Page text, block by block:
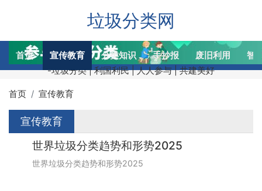
垃圾分类网
-垃圾分类 | 利国利民 | 人人参与 | 共建美好
首页 宣传教育 分类知识 手抄报 废旧利用 智
首页 宣传教育
宣传教育
世界垃圾分类趋势和形势2025
世界垃圾分类趋势和形势2025